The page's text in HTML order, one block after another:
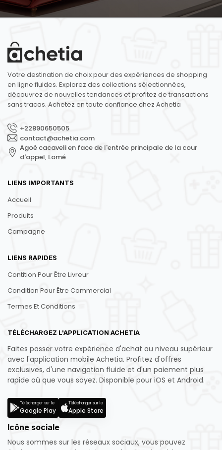
Votre destination de choix pour des expériences de shopping
en ligne fluides. Explorez des collections sélectionnées,
découvrez de nouvelles tendances et profitez de transactions
sans tracas. Achetez en toute confiance chez Achetia
+22890650505
contact@achetia.com
Agoè cacaveli en face de l'entrée principale de la cour
d'appel, Lomé
LIENS IMPORTANTS
Accueil
Produits
Campagne
LIENS RAPIDES
Contition Pour Être Livreur
Condition Pour Être Commercial
Termes Et Conditions
TÉLÉCHARGEZ L'APPLICATION ACHETIA
Faites passer votre expérience d'achat au niveau supérieur
avec l'application mobile Achetia. Profitez d'offres
exclusives, d'une navigation fluide et d'un paiement plus
rapide où que vous soyez. Disponible pour iOS et Android.
Télécharger sur le
Google Play
Télécharger sur le
Apple Store
Icône sociale
Nous sommes sur les réseaux sociaux, vous pouvez